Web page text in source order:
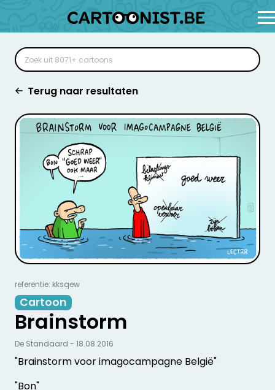
Terug naar resultaten
referentie: kksqew
Cartoon
Brainstorm
"Brainstorm voor imagocampagne België"
"Bon"
De Standaard - 18.08.2016